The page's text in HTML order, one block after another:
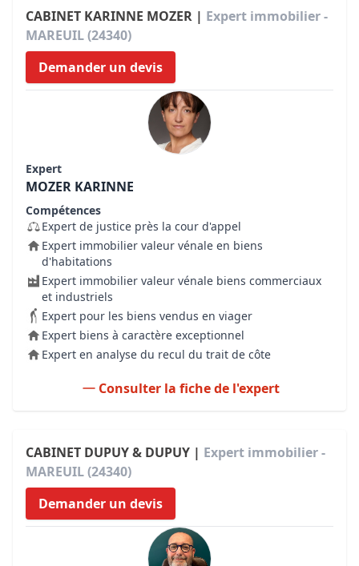
CABINET KARINNE MOZER | Expert immobilier -
MAREUIL (24340)
Demander un devis
Expert
MOZER KARINNE
Compétences
Expert de justice près la cour d'appel
Expert immobilier valeur vénale en biens
d'habitations
Expert immobilier valeur vénale biens commerciaux
et industriels
Expert pour les biens vendus en viager
Expert biens à caractère exceptionnel
Expert en analyse du recul du trait de côte
Consulter la fiche de l'expert
CABINET DUPUY & DUPUY | Expert immobilier -
MAREUIL (24340)
Demander un devis